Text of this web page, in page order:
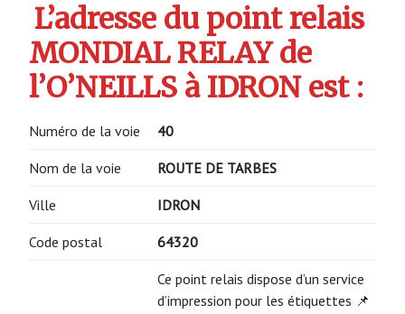
L’adresse du point relais
MONDIAL RELAY de
l’O’NEILLS à IDRON est :
Numéro de la voie 40
Nom de la voie ROUTE DE TARBES
Ville IDRON
Code postal 64320
Ce point relais dispose d’un service
d’impression pour les étiquettes 📌